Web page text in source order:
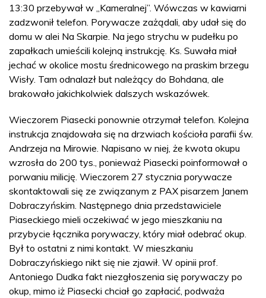
13:30 przebywał w „Kameralnej”. Wówczas w kawiarni
zadzwonił telefon. Porywacze zażądali, aby udał się do
domu w alei Na Skarpie. Na jego strychu w pudełku po
zapałkach umieścili kolejną instrukcję. Ks. Suwała miał
jechać w okolice mostu średnicowego na praskim brzegu
Wisły. Tam odnalazł but należący do Bohdana, ale
brakowało jakichkolwiek dalszych wskazówek.
Wieczorem Piasecki ponownie otrzymał telefon. Kolejna
instrukcja znajdowała się na drzwiach kościoła parafii św.
Andrzeja na Mirowie. Napisano w niej, że kwota okupu
wzrosła do 200 tys., ponieważ Piasecki poinformował o
porwaniu milicję. Wieczorem 27 stycznia porywacze
skontaktowali się ze związanym z PAX pisarzem Janem
Dobraczyńskim. Następnego dnia przedstawiciele
Piaseckiego mieli oczekiwać w jego mieszkaniu na
przybycie łącznika porywaczy, który miał odebrać okup.
Był to ostatni z nimi kontakt. W mieszkaniu
Dobraczyńskiego nikt się nie zjawił. W opinii prof.
Antoniego Dudka fakt niezgłoszenia się porywaczy po
okup, mimo iż Piasecki chciał go zapłacić, podważa